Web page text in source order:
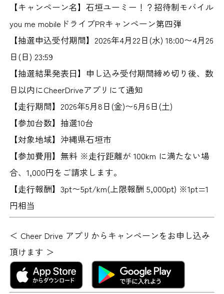
【キャンペーン名】石垣ユーミー！？招待制モバイル
you me mobileドライブPRキャンペーン第四弾
【抽選申込受付期間】 2026年4月22日(水) 18:00〜4月26
日(日) 23:59
【抽選結果発表⽇】 申し込み受付期間締め切り後、数
日以内にCheerDriveアプリにて通知
【⾛⾏期間】 2026年5月8日(金)〜6月6日(土)
【参加台数】抽選10台
【対象地域】 沖縄県石垣市
【参加費⽤】 無料 ※⾛⾏距離が 100km に満たない場
合、1,000円をご請求します。
【⾛⾏報酬】3pt〜5pt/km(上限報酬 5,000pt) ※1pt=1
円相当
＜ Cheer Drive アプリからキャンペーンをお申し込み
頂けます ＞